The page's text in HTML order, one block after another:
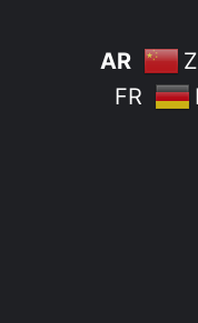
AR
FR